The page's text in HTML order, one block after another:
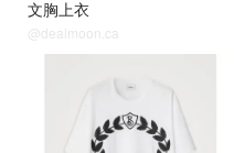
文胸上衣
@dealmoon.ca